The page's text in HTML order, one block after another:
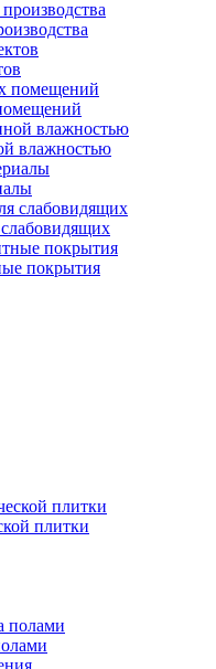
влажностью
покрытия
плитки